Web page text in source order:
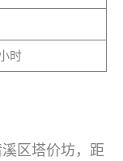
时
区塔价坊，距